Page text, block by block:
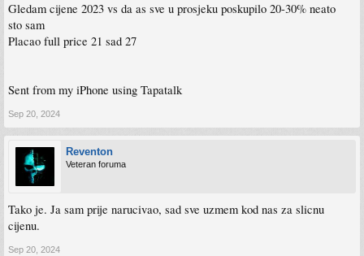
Gledam cijene 2023 vs da as sve u prosjeku poskupilo 20-30% neato
sto sam
Placao full price 21 sad 27
Sent from my iPhone using Tapatalk
Sep 20, 2024
Reventon
Veteran foruma
Tako je. Ja sam prije narucivao, sad sve uzmem kod nas za slicnu
cijenu.
Sep 20, 2024